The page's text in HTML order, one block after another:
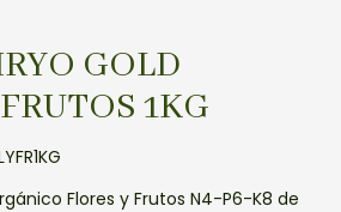
GOLD
1KG
Flores y Frutos N4-P6-K8 de